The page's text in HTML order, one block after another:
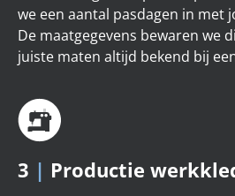
we een aantal pasdagen in met
De maatgegevens bewaren we
juiste maten altijd bekend bij
3 | Productie